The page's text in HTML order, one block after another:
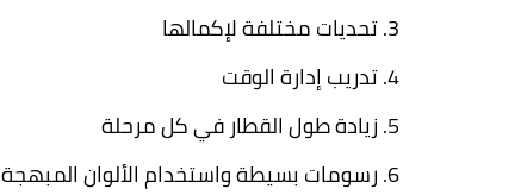
تحديات مختلفة لإكمالها
تدريب إدارة الوقت
زيادة طول القطار في كل مرحلة
رسومات بسيطة واستخدام الألوان المبهجة